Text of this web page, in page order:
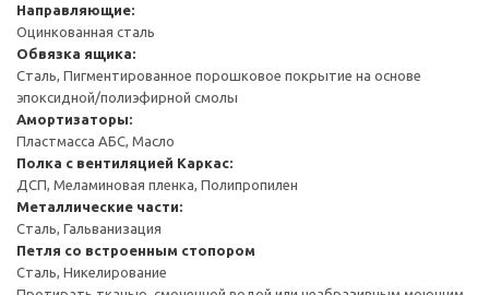
Направляющие:
Оцинкованная сталь
Обвязка ящика:
Сталь, Пигментированное порошковое покрытие на основе
эпоксидной/полиэфирной смолы
Амортизаторы:
Пластмасса АБС, Масло
Полка с вентиляцией Каркас:
ДСП, Меламиновая пленка, Полипропилен
Металлические части:
Сталь, Гальванизация
Петля со встроенным стопором
Сталь, Никелирование